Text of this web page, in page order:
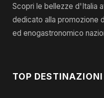
Scopri le bellezze d'Italia
dedicato alla promozione
ed enogastronomico
TOP DESTINAZIONI